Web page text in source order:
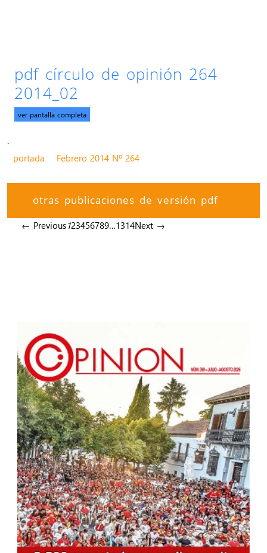
pdf círculo de opinión 264
2014_02
ver pantalla completa
.
portada
Febrero 2014 Nº 264
otras publicaciones de versión pdf
← Previous123456789…1314Next →